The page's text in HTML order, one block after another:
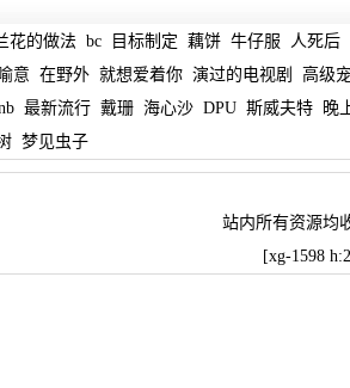
花的做法 bc 目标制定 藕饼 牛仔服 人死后
喻意 在野外 就想爱着你 演过的电视剧
高级
最新流行 戴珊 海心沙 DPU 斯威夫特
晚
梦见虫子
站内所有资源均
[xg-1598